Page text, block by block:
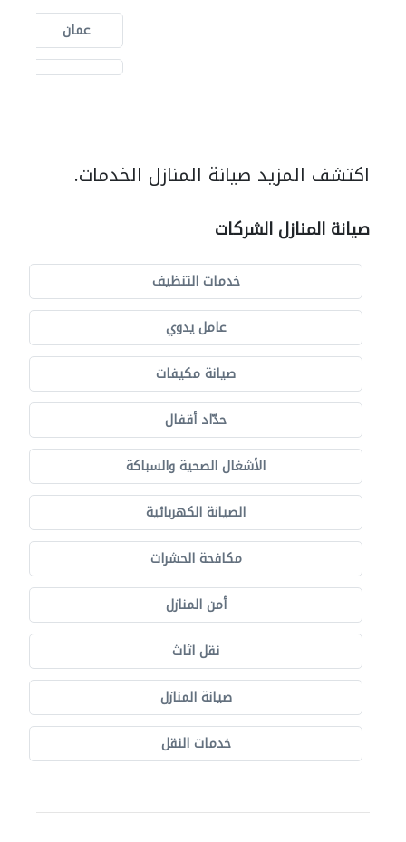
عمان
اكتشف المزيد صيانة المنازل الخدمات.
صيانة المنازل الشركات
خدمات التنظيف
عامل يدوي
صيانة مكيفات
حدّاد أقفال
الأشغال الصحية والسباكة
الصيانة الكهربائية
مكافحة الحشرات
أمن المنازل
نقل اثاث
صيانة المنازل
خدمات النقل